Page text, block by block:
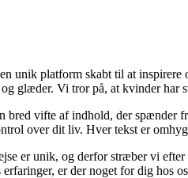
unik platform skabt til at inspirere
glæder. Vi tror på, at kvinder har
bred vifte af indhold, der spænder
over dit liv. Hver tekst er
er unik, og derfor stræber vi
er der noget for dig hos